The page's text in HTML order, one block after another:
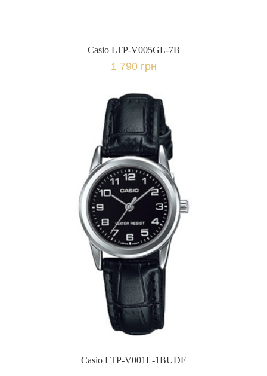
Casio LTP-V005GL-7B
1 790 грн
Casio LTP-V001L-1BUDF